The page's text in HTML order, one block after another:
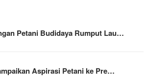
Petani Budidaya Rumput Lau…
Aspirasi Petani ke Pre…